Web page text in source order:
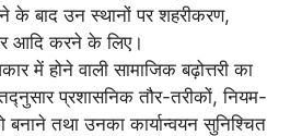
के बाद उन स्थानों पर शहरीकरण,
आदि करने के लिए।
में होने वाली सामाजिक बढ़ोत्तरी का
प्रशासनिक तौर-तरीकों, नियम-
तथा उनका कार्यान्वयन सुनिश्चित